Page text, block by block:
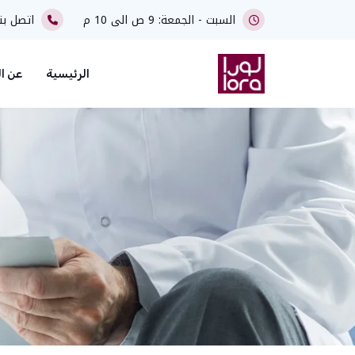
السبت - الجمعة: 9 ص الى 10 م اتصل
الرئيسية عن